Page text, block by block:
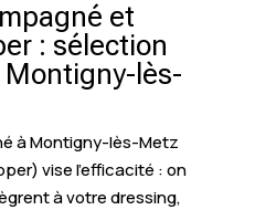
et
: sélection
lès-
à Montigny-lès-Metz
vise l’efficacité : on
à votre dressing,